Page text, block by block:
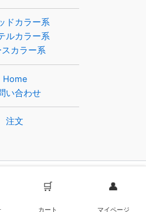
ドカラー系
ルカラー系
スカラー系
Home
い合わせ
注文
🛒
カート
👤
マイページ
サンド サンシンズ株式会社